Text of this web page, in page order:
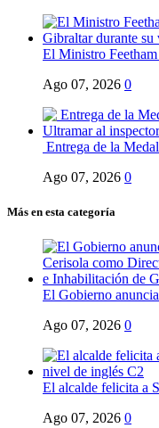
El Ministro
Ago 07, 2026 0
Entrega de la
Ago 07, 2026 0
Más en esta categoría
El Gobierno
Ago 07, 2026 0
El alcalde felicita a
Ago 07, 2026 0